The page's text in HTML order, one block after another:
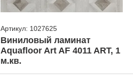
Артикул: 1027625
Виниловый ламинат
Aquafloor Art AF 4011 ART, 1
м.кв.